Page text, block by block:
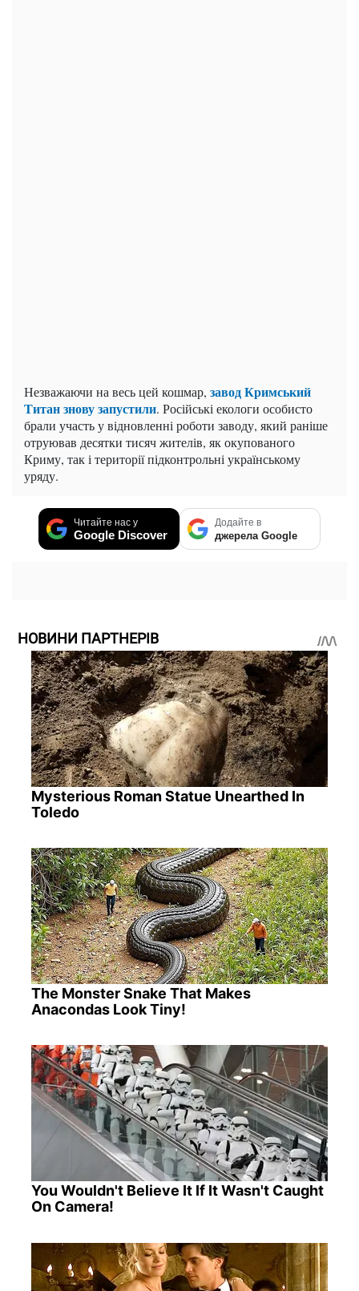
Незважаючи на весь цей кошмар, завод Кримський
Титан знову запустили. Російські екологи особисто
брали участь у відновленні роботи заводу, який раніше
отруював десятки тисяч жителів, як окупованого
Криму, так і території підконтрольні українському
уряду.
Читайте нас у
Google Discover
Додайте в
джерела Google
НОВИНИ ПАРТНЕРІВ
Mysterious Roman Statue Unearthed In
Toledo
The Monster Snake That Makes
Anacondas Look Tiny!
You Wouldn't Believe It If It Wasn't Caught
On Camera!